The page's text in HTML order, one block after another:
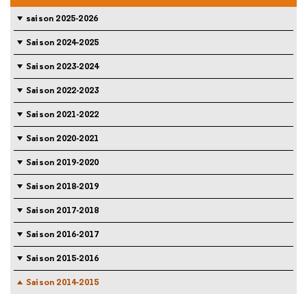
saison 2025-2026
Saison 2024-2025
Saison 2023-2024
Saison 2022-2023
Saison 2021-2022
Saison 2020-2021
Saison 2019-2020
Saison 2018-2019
Saison 2017-2018
Saison 2016-2017
Saison 2015-2016
Saison 2014-2015